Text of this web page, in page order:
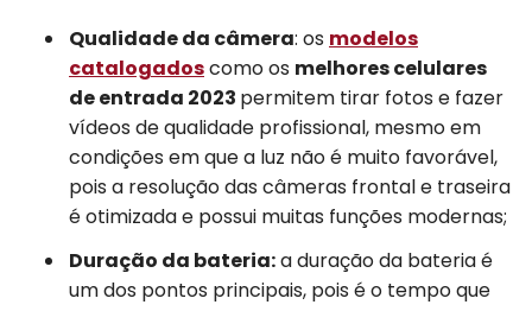
Qualidade da câmera: os modelos
catalogadoscomo os melhores celulares
de entrada 2023 permitem tirar fotos e fazer
vídeos de qualidade profissional, mesmo em
condições em que a luz não é muito favorável,
pois a resolução das câmeras frontal e traseira
é otimizada e possui muitas funções modernas;
Duração da bateria:a duração da bateria é
um dos pontos principais, pois é o tempo que